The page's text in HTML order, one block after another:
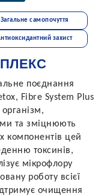
Загальне самопочуття
захист
поєднання
Fibre System Plus
та зміцнюють
компонентів цей
токсинів,
мікрофлору
роботу всієї
очищення